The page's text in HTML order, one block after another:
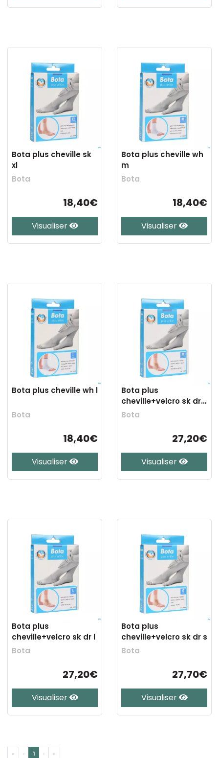
Bota plus cheville sk
xl
Bota
18,40€
Visualiser
Bota plus cheville wh
m
Bota
18,40€
Visualiser
Bota plus cheville wh l
Bota
18,40€
Visualiser
Bota plus
cheville+velcro sk dr
m
Bota
27,20€
Visualiser
Bota plus
cheville+velcro sk dr l
Bota
27,20€
Visualiser
Bota plus
cheville+velcro sk dr s
Bota
27,70€
Visualiser
« ‹ 1 › »